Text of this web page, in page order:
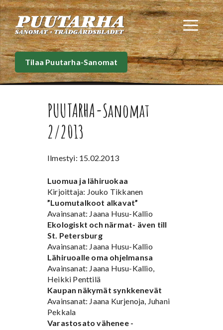
Siirry
sisältöön
Tilaa Puutarha-Sanomat
PUUTARHA-Sanomat
2/2013
Ilmestyi: 15.02.2013
Luomua ja lähiruokaa
Kirjoittaja: Jouko Tikkanen
”Luomutalkoot alkavat”
Avainsanat: Jaana Husu-Kallio
Ekologiskt och närmat- även till
St. Petersburg
Avainsanat: Jaana Husu-Kallio
Lähiruoalle oma ohjelmansa
Avainsanat: Jaana Husu-Kallio,
Heikki Penttilä
Kaupan näkymät synkkenevät
Avainsanat: Jaana Kurjenoja, Juhani
Pekkala
Varastosato vähenee -